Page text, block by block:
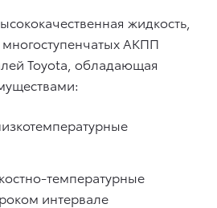
жидкость,
АКПП
Toyota, обладающая
температурные
интервале